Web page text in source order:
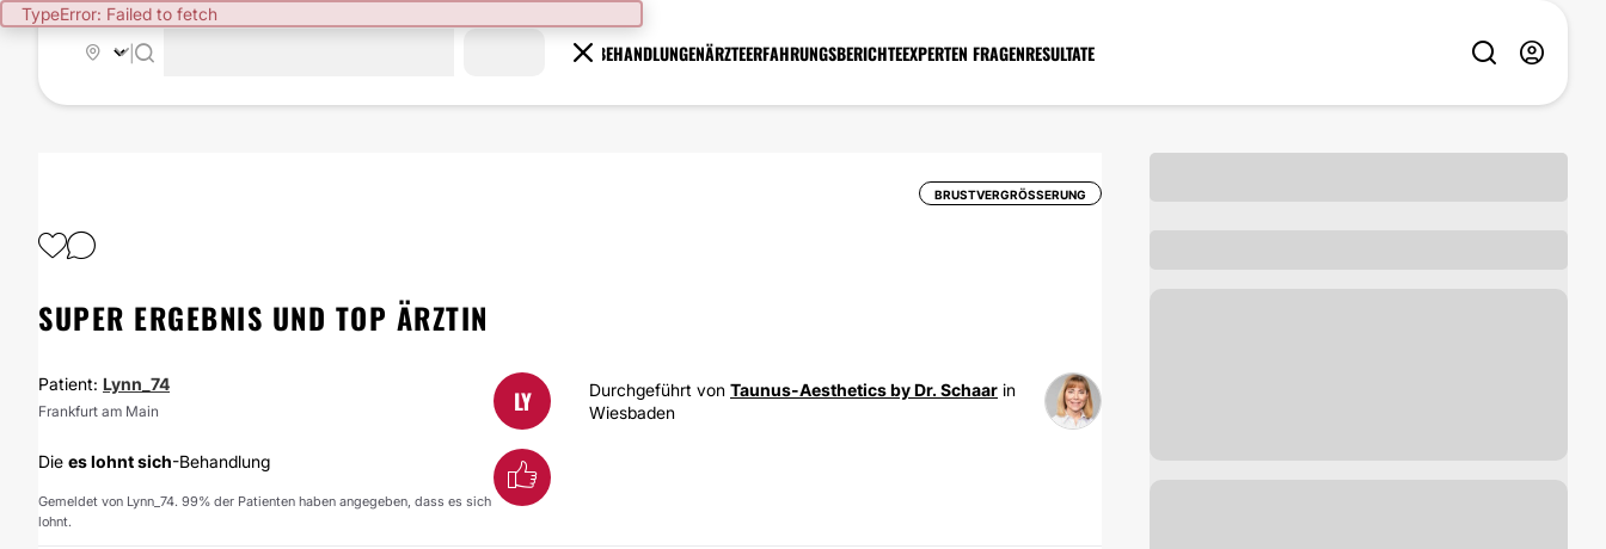
TypeError: Failed to fetch
BEHANDLUNGENÄRZTEERFAHRUNGSBERICHTEEXPERTEN FRAGENRESULTATE
BRUSTVERGRÖSSERUNG
SUPER ERGEBNIS UND TOP ÄRZTIN
Patient: Lynn_74
Frankfurt am Main LY Durchgeführt von Taunus-Aesthetics by Dr. Schaar in
Wiesbaden
Die es lohnt sich-Behandlung
Gemeldet von Lynn_74. 99% der Patienten haben angegeben, dass es sich
lohnt.